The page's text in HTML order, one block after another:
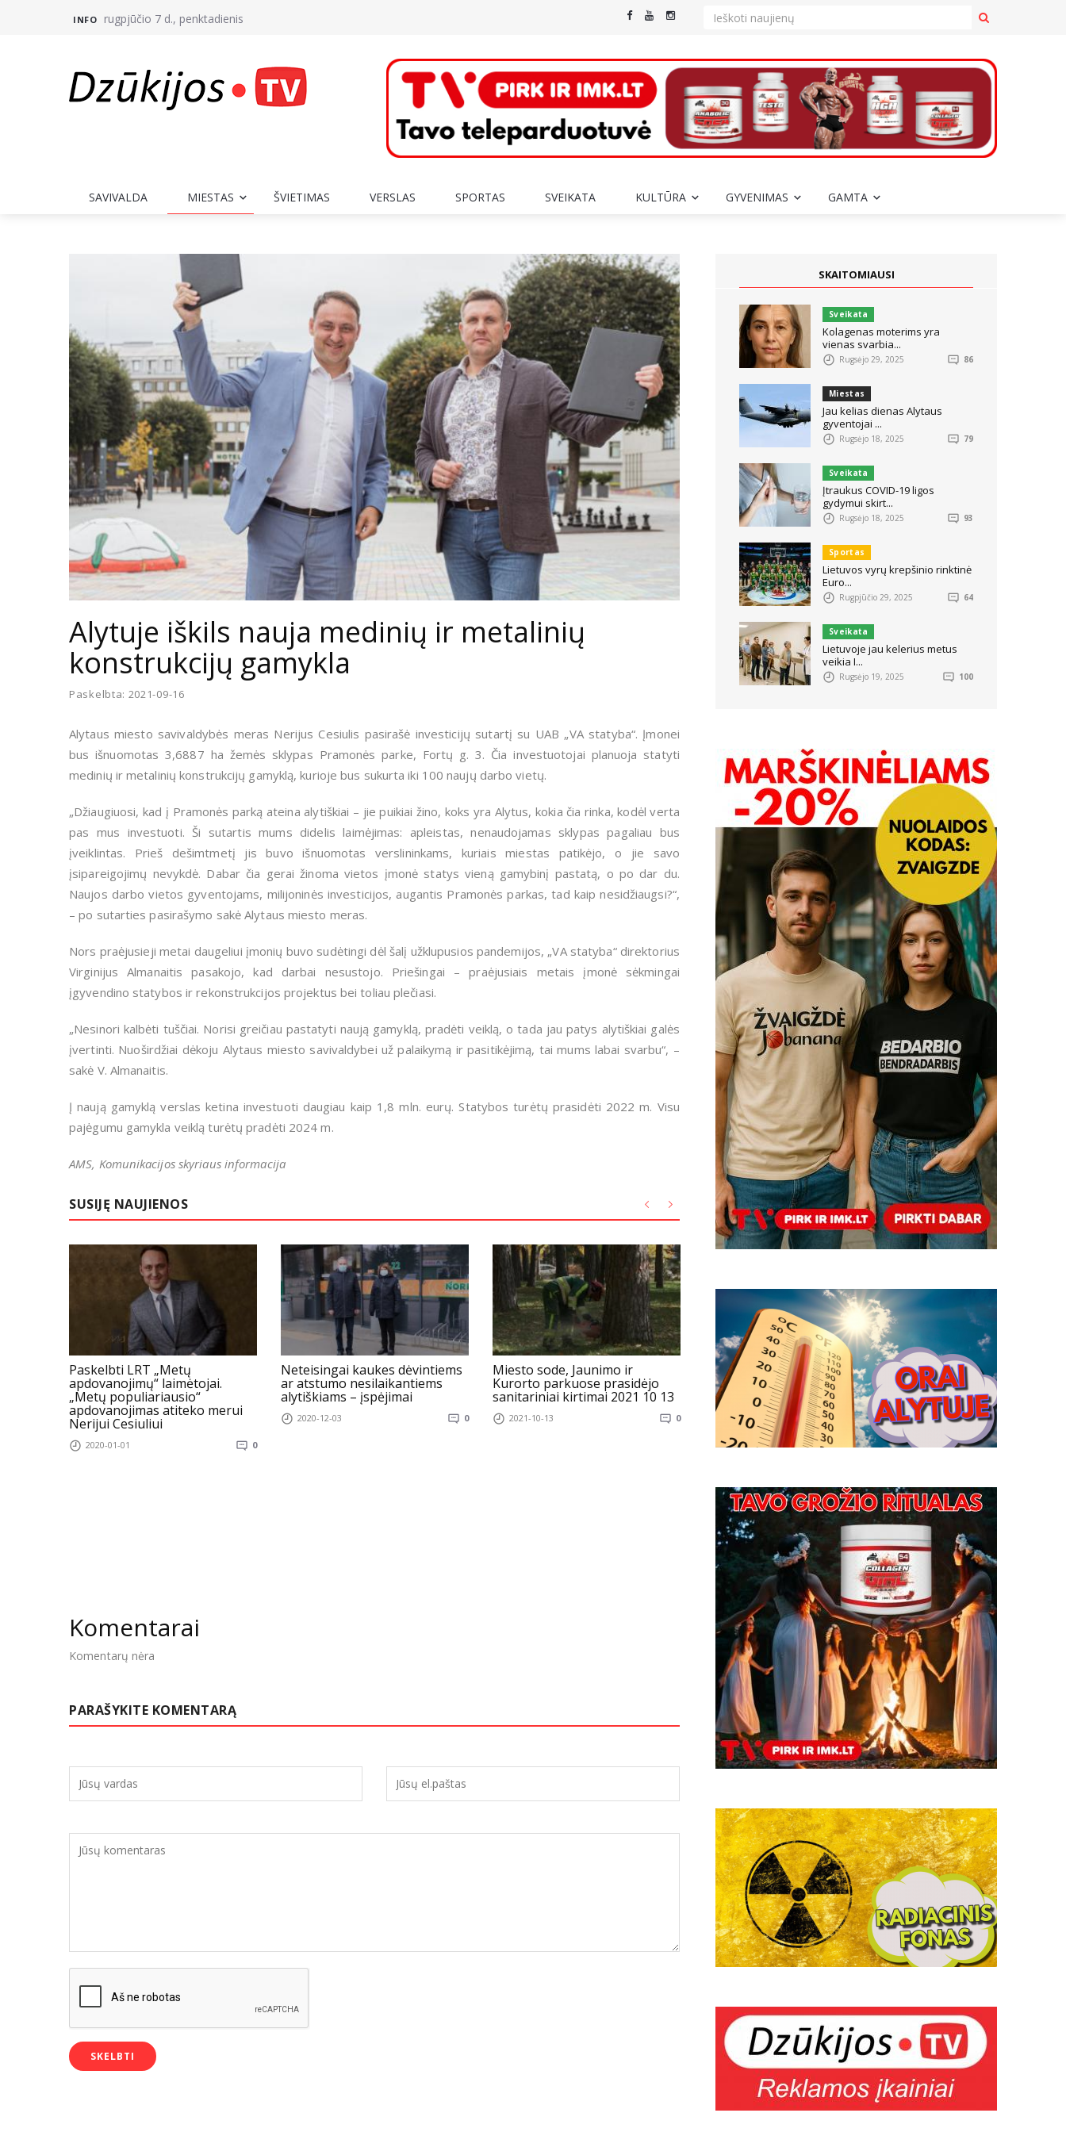
INFO rugpjūčio 7 d., penktadienis
SAVIVALDA MIESTAS ŠVIETIMAS VERSLAS SPORTAS SVEIKATA KULTŪRA GYVENIMAS GAMTA
Alytuje iškils nauja medinių ir metalinių
konstrukcijų gamykla
Paskelbta: 2021-09-16
Alytaus miesto savivaldybės meras Nerijus Cesiulis pasirašė investicijų sutartį su UAB „VA statyba“. Įmonei
bus išnuomotas 3,6887 ha žemės sklypas Pramonės parke, Fortų g. 3. Čia investuotojai planuoja statyti
medinių ir metalinių konstrukcijų gamyklą, kurioje bus sukurta iki 100 naujų darbo vietų.
„Džiaugiuosi, kad į Pramonės parką ateina alytiškiai – jie puikiai žino, koks yra Alytus, kokia čia rinka, kodėl verta
pas mus investuoti. Ši sutartis mums didelis laimėjimas: apleistas, nenaudojamas sklypas pagaliau bus
įveiklintas. Prieš dešimtmetį jis buvo išnuomotas verslininkams, kuriais miestas patikėjo, o jie savo
įsipareigojimų nevykdė. Dabar čia gerai žinoma vietos įmonė statys vieną gamybinį pastatą, o po dar du.
Naujos darbo vietos gyventojams, milijoninės investicijos, augantis Pramonės parkas, tad kaip nesidžiaugsi?“,
– po sutarties pasirašymo sakė Alytaus miesto meras.
Nors praėjusieji metai daugeliui įmonių buvo sudėtingi dėl šalį užklupusios pandemijos, „VA statyba“ direktorius
Virginijus Almanaitis pasakojo, kad darbai nesustojo. Priešingai – praėjusiais metais įmonė sėkmingai
įgyvendino statybos ir rekonstrukcijos projektus bei toliau plečiasi.
„Nesinori kalbėti tuščiai. Norisi greičiau pastatyti naują gamyklą, pradėti veiklą, o tada jau patys alytiškiai galės
įvertinti. Nuoširdžiai dėkoju Alytaus miesto savivaldybei už palaikymą ir pasitikėjimą, tai mums labai svarbu“, –
sakė V. Almanaitis.
Į naują gamyklą verslas ketina investuoti daugiau kaip 1,8 mln. eurų. Statybos turėtų prasidėti 2022 m. Visu
pajėgumu gamykla veiklą turėtų pradėti 2024 m.
AMS, Komunikacijos skyriaus informacija
SUSIJĘ NAUJIENOS
Paskelbti LRT „Metų
apdovanojimų“ laimėtojai.
„Metų populiariausio“
apdovanojimas atiteko merui
Nerijui Cesiuliui
2020-01-01 0
Neteisingai kaukes dėvintiems
ar atstumo nesilaikantiems
alytiškiams – įspėjimai
2020-12-03 0
Miesto sode, Jaunimo ir
Kurorto parkuose prasidėjo
sanitariniai kirtimai 2021 10 13
2021-10-13 0
Priminimas gyventojams
2023-04-18
ŽINIOS TRUMPAI:
kaime bus pradėtos
elektros pastotės
slopinančios sienelės;
Užimtumo tarnyboje
registruotuose darbo
pasiūlymuose apsaugos
galimybių pasų
kontroliuojant lankytojų
srautus; Jaunimo parke
demontuojami vaikų
įrenginiai 2021 09 09
2021-09-09
Komentarai
Komentarų nėra
PARAŠYKITE KOMENTARĄ
SKAITOMIAUSI
Sveikata
Kolagenas moterims yra
vienas svarbia...
Rugsėjo 29, 2025 86
Miestas
Jau kelias dienas Alytaus
gyventojai ...
Rugsėjo 18, 2025 79
Sveikata
Įtraukus COVID-19 ligos
gydymui skirt...
Rugsėjo 18, 2025 93
Sportas
Lietuvos vyrų krepšinio rinktinė
Euro...
Rugpjūčio 29, 2025 64
Sveikata
Lietuvoje jau kelerius metus
veikia I...
Rugsėjo 19, 2025 100